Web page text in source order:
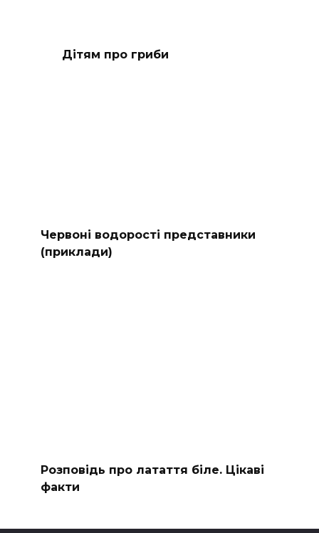
Дітям про гриби
Червоні водорості представники
(приклади)
Розповідь про латаття біле. Цікаві
факти